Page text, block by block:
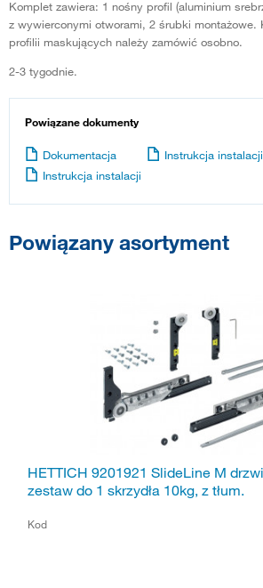
Komplet zawiera: 1 nośny profil (aluminium
z wywierconymi otworami, 2 śrubki montażowe.
profilii maskujących należy zamówić osobno.
2-3 tygodnie.
Powiązane dokumenty
Dokumentacja
Instrukcja instalacji
Instrukcja instalacji
Powiązany asortyment
HETTICH 9201921 SlideLine M
zestaw do 1 skrzydła 10kg, z tłum.
Kod